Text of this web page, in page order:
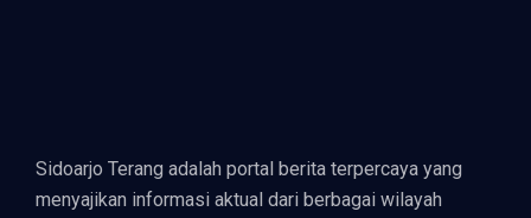
Sidoarjo Terang adalah portal berita terpercaya yang
menyajikan informasi aktual dari berbagai wilayah